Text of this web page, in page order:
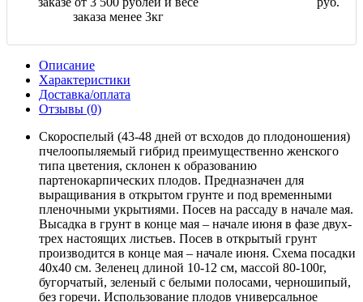
заказа менее 3кг
Описание
Характеристики
Доставка/оплата
Отзывы (0)
Скороспелый (43-48 дней от всходов до плодоношения)
пчелоопыляемый гибрид преимущественно женского
типа цветения, склонен к образованию
партенокарпических плодов. Предназначен для
выращивания в открытом грунте и под временными
пленочными укрытиями. Посев на рассаду в начале мая.
Высадка в грунт в конце мая – начале июня в фазе двух-
трех настоящих листьев. Посев в открытый грунт
производится в конце мая – начале июня. Схема посадки
40х40 см. Зеленец длиной 10-12 см, массой 80-100г,
бугорчатый, зеленый с белыми полосами, черношипый,
без горечи. Использование плодов универсальное